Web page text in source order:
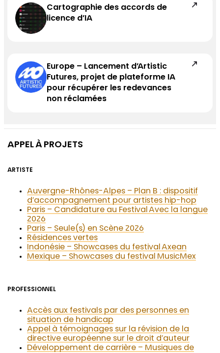
Cartographie des accords de
licence d’IA
Europe – Lancement d’Artistic
Futures, projet de plateforme IA
pour récupérer les redevances
non réclamées
APPEL À PROJETS
ARTISTE
Auvergne-Rhônes-Alpes – Plan B : dispositif
d’accompagnement pour artistes hip-hop
Paris – Candidature au Festival Avec la langue
2026
Paris – Seule(s) en Scène 2026
Résidences vertes
Indonésie – Showcases du festival Axean
Mexique – Showcases du festival MusicMex
PROFESSIONNEL
Accès aux festivals par des personnes en
situation de handicap
Appel à témoignages sur la révision de la
directive européenne sur le droit d’auteur
Développement de carrière – Musiques de